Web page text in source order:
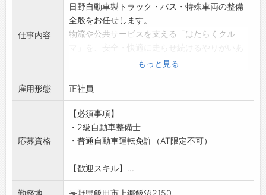
※その後は、徐々にお任せする業務を増やして
いきます！
【設備】
・食堂スペース（休憩室）あり。
・仕出し弁当注文可。
・コーヒーメーカー等完備。
【福利厚生】
・資格取得支援制度
・OJTリーダー制度（入社後半年間）
・親睦会・レクリエーション大会
・永年勤続表彰（10・20・30年）
・健康診断・ストレスチェック実施（年1回～）
仕事内容
日野自動車製トラック・バス・特殊車両の整備
全般をお任せします。
物流や公共サービスを支える「はたらくクル
作業は3～4名で一班のチーム制なので、分から
ないことはすぐに相談でき、未経験分野も安心
してチャレンジできます♪
整備士としてスキルアップしながら、安定した
環境で長く活躍できる職場です！
【具体的な業務内容】
車、塵芥車など）の点検・整備
・走行距離や使用年数に応じた車検（1日3～4
もっと見る
雇用形態 正社員
応募資格
【必須事項】
・2級自動車整備士
・普通自動車運転免許（AT限定不可）
【歓迎スキル】...
勤務地 長野県飯田市上郷飯沼2150